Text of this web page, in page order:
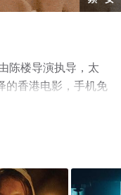
陈楼导演执导，太
的香港电影，手机免
策驰电影网，更多